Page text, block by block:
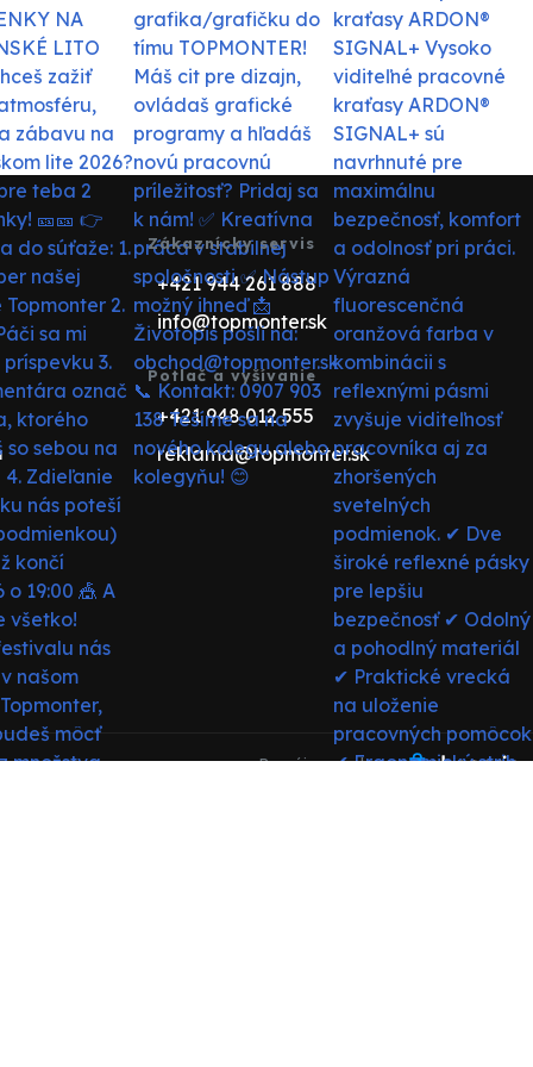
Zákaznícky servis
+421 944 261 888
info@topmonter.sk
Potlač a vyšívanie
+421 948 012 555
reklama@topmonter.sk
Prenájom e-shopu